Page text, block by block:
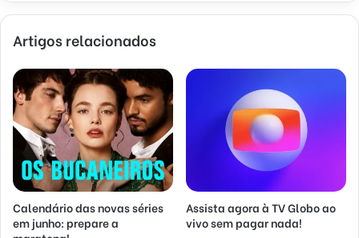
Artigos relacionados
Calendário das novas séries
em junho: prepare a
Assista agora à TV Globo ao
vivo sem pagar nada!